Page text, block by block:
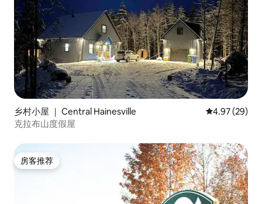
乡村小屋 ｜ Central Hainesville 平均评分
4.97 (29)
克拉布山度假屋
房客推荐
房客推荐